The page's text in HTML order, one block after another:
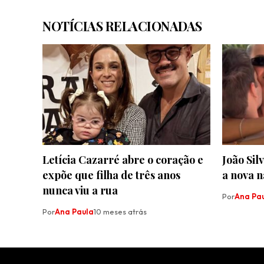
NOTÍCIAS RELACIONADAS
Letícia Cazarré abre o coração e
expõe que filha de três anos
nunca viu a rua
PorAna Paula10 meses atrás
João
a nova
PorAna